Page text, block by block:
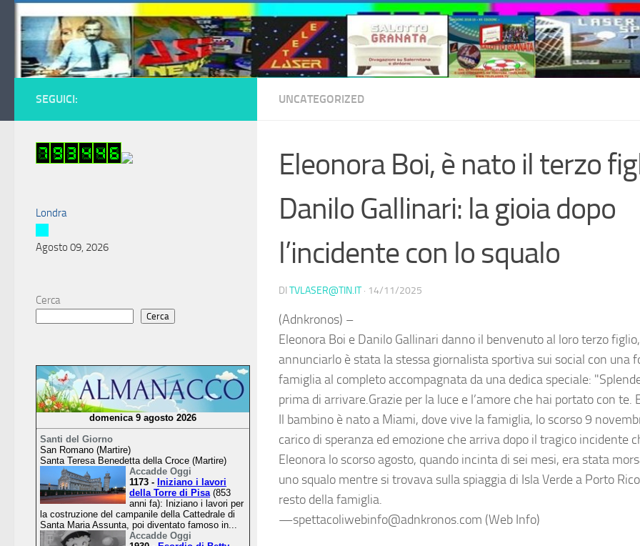
Salta al contenuto
UNCATEGORIZED
Eleonora Boi, è nato il terzo
Danilo Gallinari: la gioia dopo
l’incidente con lo squalo
DI TVLASER@TIN.IT · 14/11/2025
(Adnkronos) –
Eleonora Boi e Danilo Gallinari danno il benvenuto al loro terzo
annunciarlo è stata la stessa giornalista sportiva sui social con una
famiglia al completo accompagnata da una dedica speciale:
prima di arrivare.Grazie per la luce e l’amore che hai portato con te.
Il bambino è nato a Miami, dove vive la famiglia, lo scorso 9
carico di speranza ed emozione che arriva dopo il tragico incidente
Eleonora lo scorso agosto, quando incinta di sei mesi, era stata
uno squalo mentre si trovava sulla spiaggia di Isla Verde a Porto
resto della famiglia.
—spettacoliwebinfo@adnkronos.com (Web Info)
SEGUICI:
Londra
Agosto 09, 2026
Cerca
Cerca